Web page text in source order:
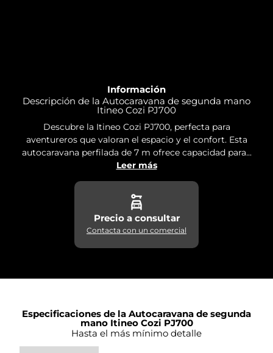
Información
Descripción de la Autocaravana de segunda mano
Itineo Cozi PJ700
Descubre la Itineo Cozi PJ700, perfecta para
aventureros que valoran el espacio y el confort. Esta
autocaravana perfilada de 7 m ofrece capacidad para...
Leer más
Precio a consultar
Contacta con un comercial
Especificaciones de la Autocaravana de segunda
mano Itineo Cozi PJ700
Hasta el más mínimo detalle